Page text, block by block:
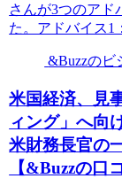
さんが3つのアド
た。アドバイス1
&Buzzのビ
米国経済、見
ィング」へ向
米財務長官の
【&Buzzの口